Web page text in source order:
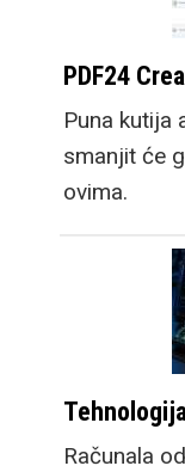
PDF24
Puna kutija
smanjit će
ovima.
Računala